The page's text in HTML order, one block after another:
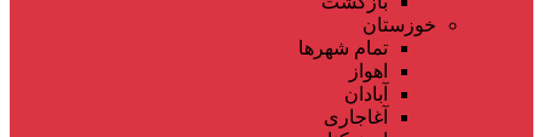
خوزستان
تمام شهر‌ها
اهواز
آبادان
آغاجاری